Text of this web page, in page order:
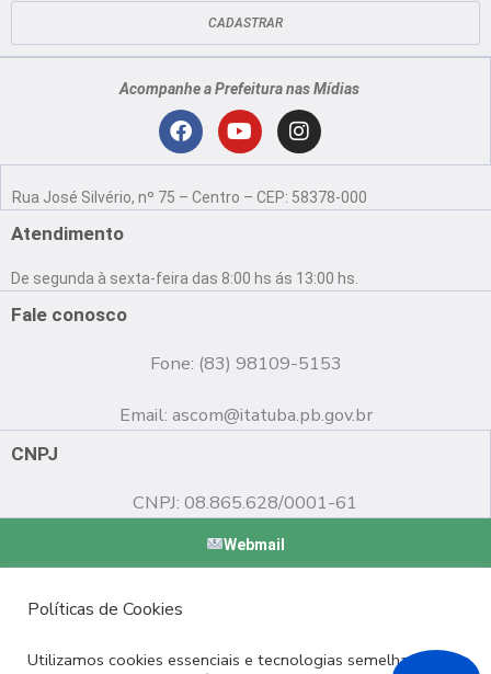
CADASTRAR
Acompanhe a Prefeitura nas Mídias
F
c
o
o
Y
u
b
e
I
n
s
g
r
Rua José Silvério, nº 75 – Centro – CEP: 58378-000
Atendimento
De segunda à sexta-feira das 8:00 hs ás 13:00 hs.
Fale conosco
Fone: (83) 98109-5153
Email: ascom@itatuba.pb.gov.br
CNPJ
CNPJ: 08.865.628/0001-61
Webmail
Políticas de Cookies
Utilizamos cookies essenciais e tecnologias semelhantes de